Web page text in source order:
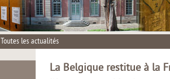
Toutes les actualités
La Belgique restitue à la